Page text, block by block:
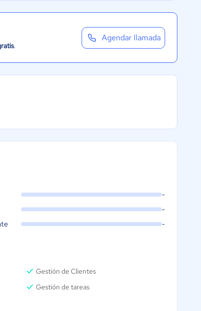
.
Agendar llamada
-
-
-
Gestión de Clientes
Gestión de tareas